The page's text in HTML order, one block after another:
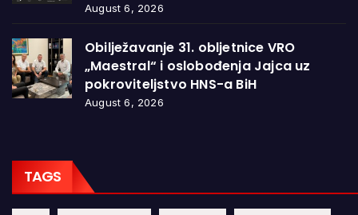
August 6, 2026
Obilježavanje 31. obljetnice VRO
„Maestral“ i oslobođenja Jajca uz
pokroviteljstvo HNS-a BiH
August 6, 2026
TAGS